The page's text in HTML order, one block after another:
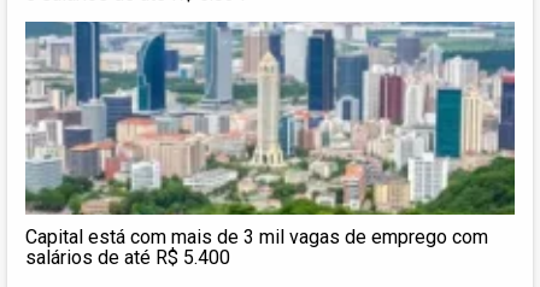
Capital está com mais de 3 mil vagas de emprego com
salários de até R$ 5.400